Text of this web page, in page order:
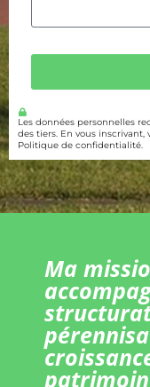
Les données personnelles
des tiers. En vous
Politique de confidentialité.
Ma